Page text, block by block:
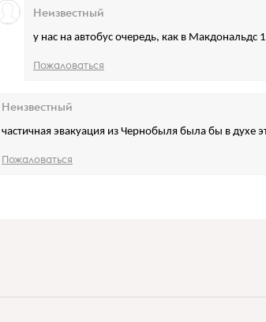
у нас на автобус очередь, как в Макдональдс
Неизвестный
Пожаловаться
частичная эвакуация из Чернобыля была бы в духе
Неизвестный
Пожаловаться